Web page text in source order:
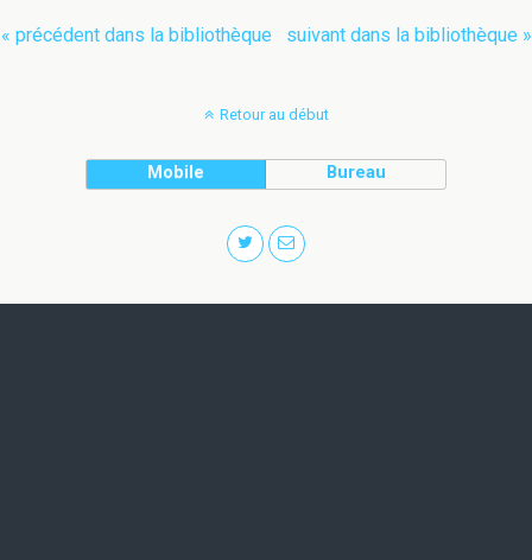
« précédent dans la bibliothèque suivant dans la bibliothèque »
Retour au début
Mobile Bureau